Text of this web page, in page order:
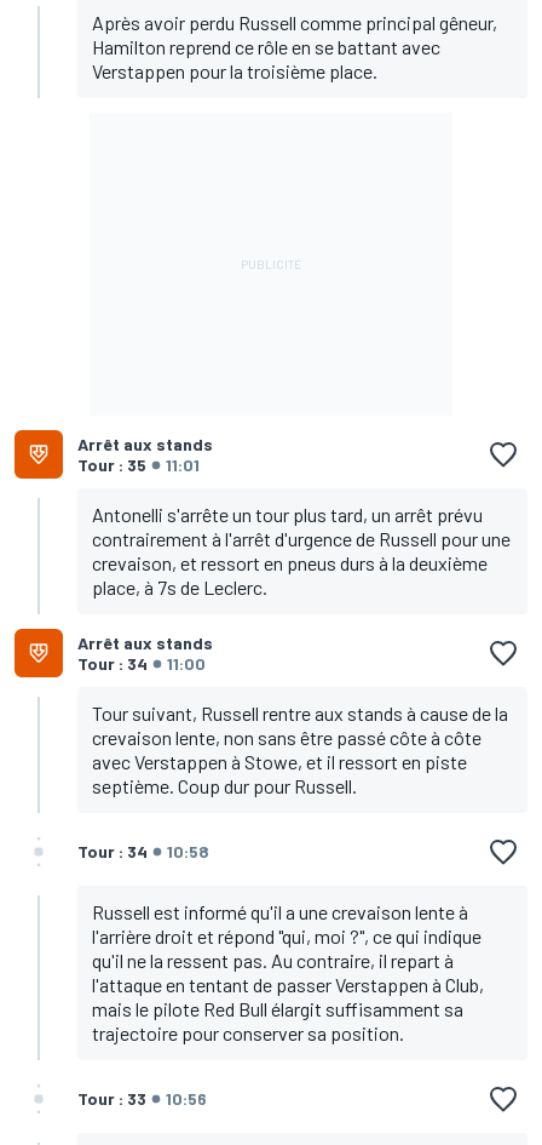
Après avoir perdu Russell comme principal gêneur,
Hamilton reprend ce rôle en se battant avec
Verstappen pour la troisième place.
Arrêt aux stands
Tour : 35
11:01
Antonelli s'arrête un tour plus tard, un arrêt prévu
contrairement à l'arrêt d'urgence de Russell pour une
crevaison, et ressort en pneus durs à la deuxième
place, à 7s de Leclerc.
Arrêt aux stands
Tour : 34
11:00
Tour suivant, Russell rentre aux stands à cause de la
crevaison lente, non sans être passé côte à côte
avec Verstappen à Stowe, et il ressort en piste
septième. Coup dur pour Russell.
Tour : 34 10:58
Russell est informé qu'il a une crevaison lente à
l'arrière droit et répond "qui, moi ?", ce qui indique
qu'il ne la ressent pas. Au contraire, il repart à
l'attaque en tentant de passer Verstappen à Club,
mais le pilote Red Bull élargit suffisamment sa
trajectoire pour conserver sa position.
Tour : 33 10:56